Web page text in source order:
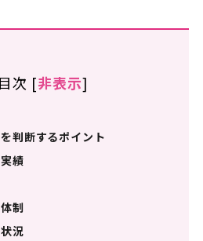
目次 [非表示]
判断するポイント
績
制
況